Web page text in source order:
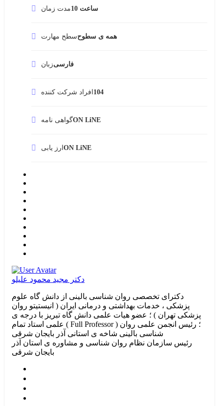
مدت زمان 10 ساعت
سطح مهارتهمه ی سطوح
زبانفارسی
افراد شرکت کننده104
گواهی نامهON LiNE
ارز یابیON LiNE
دکتر مجید محمود علیلو
دکترای تخصصی روان شناسی بالینی از دانش گاه علوم
پزشکی ، خدمات بهداشتی و درمانی ایران ( انیستیتو روان
پزشکی تهران ) ؛ عضو هیات علمی دانش گاه تبریز با درجه ی
علمی استاد تمام ( Full Professor ) ؛ رئیس انجمن علمی روان
شناسی بالینی شاخه ی استانی آذر بایجان شرقی
رئیس سازمان نظام روان شناسی و مشاوره ی استان آذر
بایجان شرقی